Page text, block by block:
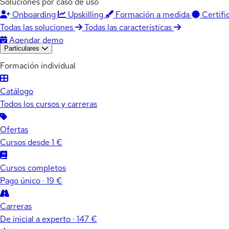
Onboarding
Upskilling Formación a medida
Todas las soluciones
Todas las características
Agendar demo
Particulares
Formación individual
Catálogo
Todos los cursos y carreras
Ofertas
Cursos desde 1 €
Cursos completos
Pago único · 19 €
Carreras
De inicial a experto · 147 €